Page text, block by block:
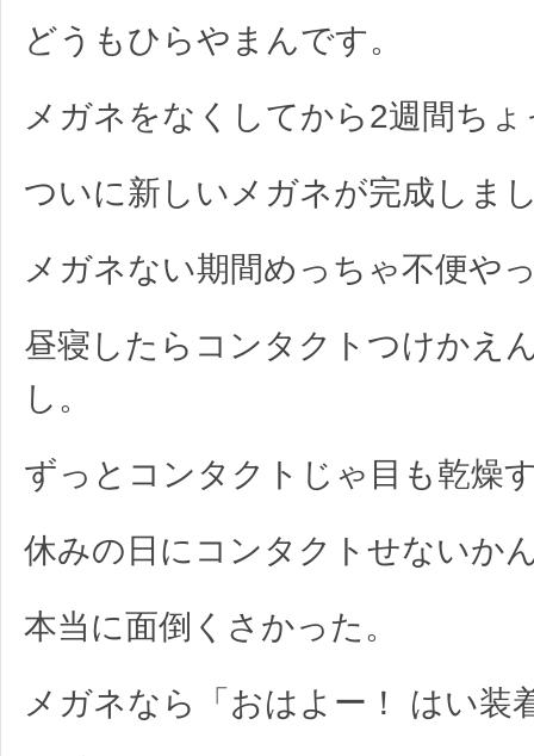
どうもひらやまんです。
メガネをなくしてから2週間ちょ
ついに新しいメガネが完成しま
メガネない期間めっちゃ不便や
昼寝したらコンタクトつけかえ
し。
ずっとコンタクトじゃ目も乾燥
休みの日にコンタクトせないか
本当に面倒くさかった。
メガネなら「おはよー！ はい装